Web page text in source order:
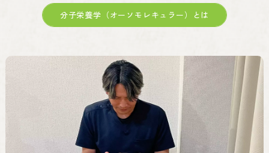
分子栄養学（オーソモレキュラー）とは